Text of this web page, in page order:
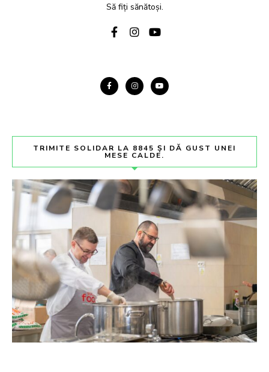
Să fiți sănătoși.
TRIMITE SOLIDAR LA 8845 ȘI DĂ GUST UNEI
MESE CALDE.